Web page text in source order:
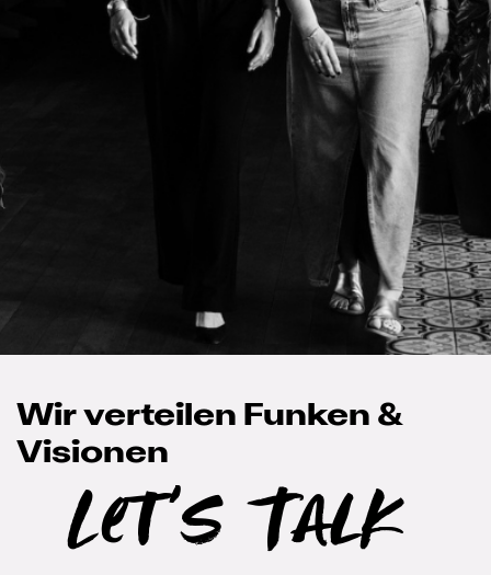
Wir verteilen Funken &
Visionen
Let's Talk